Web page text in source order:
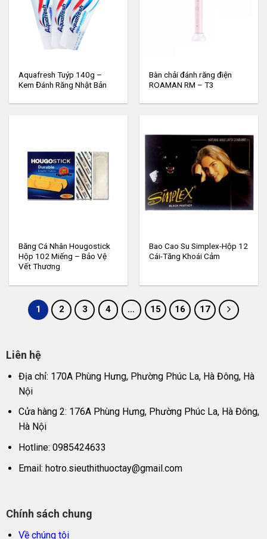
Aquafresh Tuýp 140g –
Kem Đánh Răng Nhật Bản
Bàn chải đánh răng điện
ROAMAN RM – T3
Băng Cá Nhân Hougostick
Hộp 102 Miếng – Bảo Vệ
Vết Thương
Bao Cao Su Simplex-Hộp 12
Cái-Tăng Khoái Cảm
1 2 3 4 … 15 16 17
Liên hệ
Địa chỉ: 170A Phùng Hưng, Phường Phúc La, Hà Đông, Hà
Nội
Cửa hàng 2: 176A Phùng Hưng, Phường Phúc La, Hà Đông,
Hà Nội
Hotline: 0985424633
Email: hotro.sieuthithuoctay@gmail.com
Chính sách chung
Về chúng tôi